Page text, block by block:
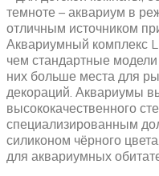
темноте – аквариум в
отличным источником
Аквариумный комплекс
чем стандартные
них больше места для
декораций. Аквариумы
высококачественного
специализированным
силиконом чёрного
для аквариумных